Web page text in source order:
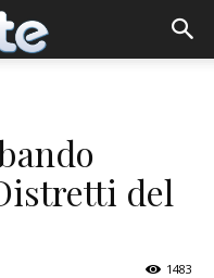
del
1483